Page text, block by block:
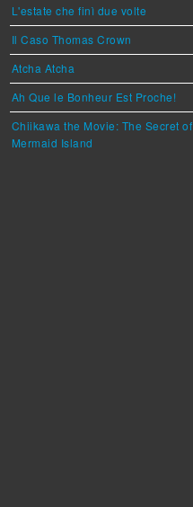
L'estate che finì due volte
Il Caso Thomas Crown
Atcha Atcha
Ah Que le Bonheur Est Proche!
Chiikawa the Movie: The Secret of
Mermaid Island